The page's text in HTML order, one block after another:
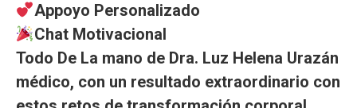
Appoyo Personalizado
Chat Motivacional
Todo De La mano de Dra. Luz Helena Urazán
médico, con un resultado extraordinario con